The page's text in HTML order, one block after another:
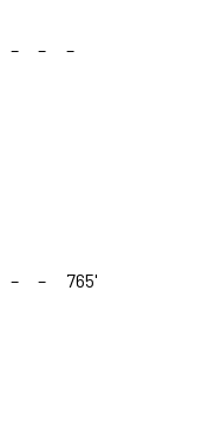
– – –
– – 765'